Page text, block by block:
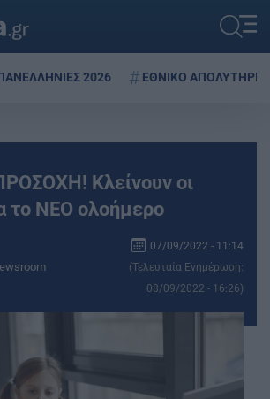
2026 ΕΘΝΙΚΟ ΑΠΟΛΥΤΗΡΙΟ
Κλείνουν οι
το ΝΕΟ ολοήμερο
07/09/2022 - 11:14
(Τελευταία Ενημέρωση:
08/09/2022 - 16:26)